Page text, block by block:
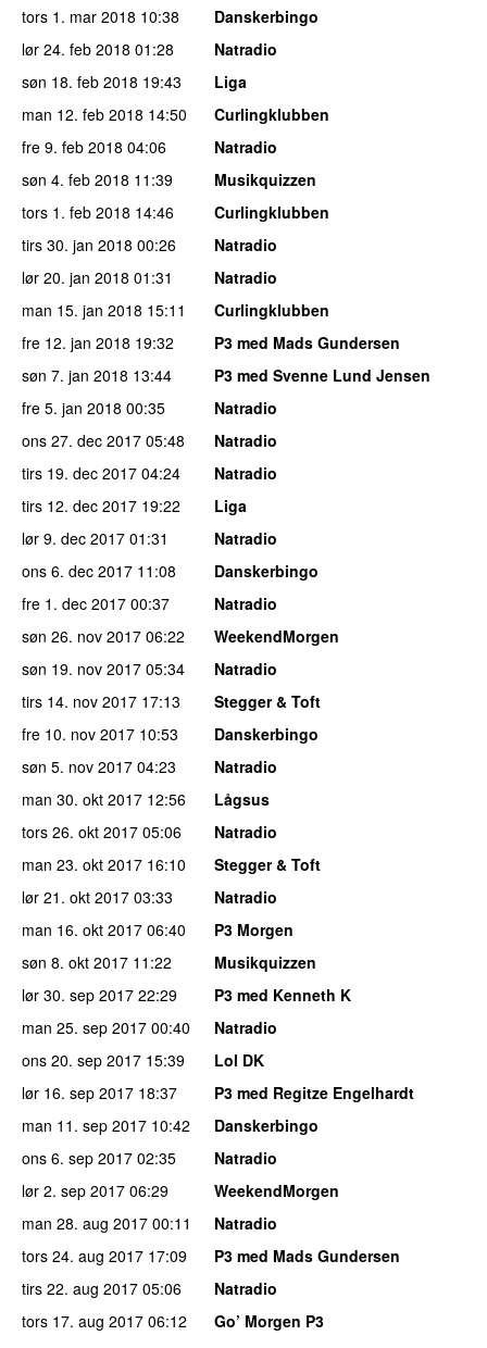
tors 1. mar 2018 10:38
Danskerbingo
lør 24. feb 2018 01:28
Natradio
søn 18. feb 2018 19:43
Liga
man 12. feb 2018 14:50
Curlingklubben
fre 9. feb 2018 04:06
Natradio
søn 4. feb 2018 11:39
Musikquizzen
tors 1. feb 2018 14:46
Curlingklubben
tirs 30. jan 2018 00:26
Natradio
lør 20. jan 2018 01:31
Natradio
man 15. jan 2018 15:11
Curlingklubben
fre 12. jan 2018 19:32
P3 med Mads Gundersen
søn 7. jan 2018 13:44
P3 med Svenne Lund Jensen
fre 5. jan 2018 00:35
Natradio
ons 27. dec 2017 05:48
Natradio
tirs 19. dec 2017 04:24
Natradio
tirs 12. dec 2017 19:22
Liga
lør 9. dec 2017 01:31
Natradio
ons 6. dec 2017 11:08
Danskerbingo
fre 1. dec 2017 00:37
Natradio
søn 26. nov 2017 06:22
WeekendMorgen
søn 19. nov 2017 05:34
Natradio
tirs 14. nov 2017 17:13
Stegger & Toft
fre 10. nov 2017 10:53
Danskerbingo
søn 5. nov 2017 04:23
Natradio
man 30. okt 2017 12:56
Lågsus
tors 26. okt 2017 05:06
Natradio
man 23. okt 2017 16:10
Stegger & Toft
lør 21. okt 2017 03:33
Natradio
man 16. okt 2017 06:40
P3 Morgen
søn 8. okt 2017 11:22
Musikquizzen
lør 30. sep 2017 22:29
P3 med Kenneth K
man 25. sep 2017 00:40
Natradio
ons 20. sep 2017 15:39
Lol DK
lør 16. sep 2017 18:37
P3 med Regitze Engelhardt
man 11. sep 2017 10:42
Danskerbingo
ons 6. sep 2017 02:35
Natradio
lør 2. sep 2017 06:29
WeekendMorgen
man 28. aug 2017 00:11
Natradio
tors 24. aug 2017 17:09
P3 med Mads Gundersen
tirs 22. aug 2017 05:06
Natradio
tors 17. aug 2017 06:12
Go’ Morgen P3